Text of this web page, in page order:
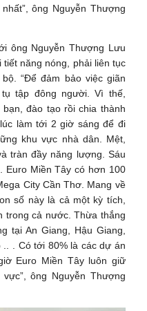
ông Nguyễn Thượng
ông Nguyễn Thượng Lưu
năng nóng, phải liên tục
“Để đảm bảo việc giãn
tập đông người. Vì thế,
đào tạo rồi chia thành
làm tới 2 giờ sáng để đi
khu vực nhà dân. Mệt,
tràn đầy năng lượng. Sáu
Euro Miền Tây có hơn 100
City Cần Thơ. Mang về
số này là cả một kỳ tích,
trong cả nước. Thừa thắng
tại An Giang, Hậu Giang,
. Có tới 80% là các dự án
Euro Miền Tây luôn giữ
ông Nguyễn Thượng